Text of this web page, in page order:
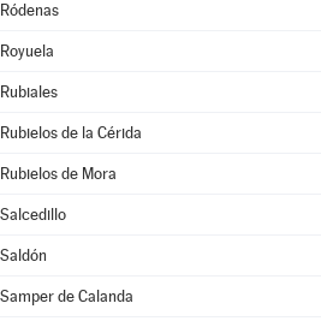
Ródenas
Royuela
Rubiales
Rubielos de la Cérida
Rubielos de Mora
Salcedillo
Saldón
Samper de Calanda